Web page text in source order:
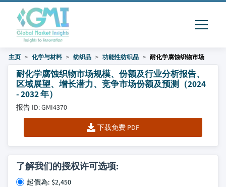
主页 化学与材料 纺织品 功能性纺织品 耐化学腐蚀织物市场
耐化学腐蚀织物市场规模、份额及行业分析报告、
区域展望、增长潜力、竞争市场份额及预测（2024
- 2032 年）
报告 ID: GMI4370
下载免费 PDF
了解我们的授权许可选项:
起價為: $2,450